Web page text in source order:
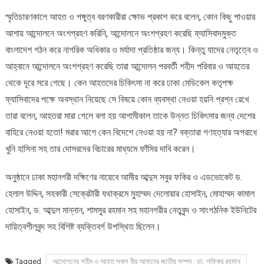
স্মৃতিচারণকালে আহত ও পঙ্গুত্ব বরণকারীরা ক্ষোভ প্রকাশ করে বলেন, কোন কিছু পাওয়ার
আশায় আন্দোলনে অংশগ্রহণ করিনি, আন্দোলনে অংশগ্রহণ করেছি ফ্যাসিবাদমুক্ত
বাংলাদেশ গঠন করে নাগরিক অধিকার ও মর্যাদা প্রতিষ্ঠার জন্য। কিন্তু যাদের নেতৃত্বে ও
আহ্বানে আন্দোলনে অংশগ্রহণ করেছি তারা আন্দোলন পরবর্তী শহীদ পরিবার ও আহতের
থেকে দূরে সরে গেছে। কেন আহতদের চিকিৎসা না করে ঢাকা মেডিকেল কতৃপক্ষ
ফ্যাসিবাদের পক্ষে অবস্থান নিয়েছে সে বিষয়ে কোন ব্যবস্থা নেওয়া হয়নি প্রশ্ন রেখে
তারা বলেন, আহতরা মারা গেলে বলা হয় আগামীকাল তাকে উন্নত চিকিৎসার জন্য দেশের
বাহিরে নেওয়া হতো! মরার আগে কেন বিদেশে নেওয়া হয় না? বক্তারা গণহত্যার অপরাধে
খুনি হাসিনা সহ তার দোসরদের বিচারের মাধ্যমে ফাঁসির দাবি করেন।
অনুষ্ঠানে ঢাকা মহানগরী দক্ষিণের নায়েবে আমীর আব্দুস সবুর ফকির ও এডভোকেট ড.
হেলাল উদ্দিন, সহকারী সেক্রেটারী যথাক্রমে মুহাম্মদ দেলোয়ার হোসাইন, মোহাম্মদ কামাল
হোসাইন, ড. আব্দুল মান্নান, শামসুর রহমান সহ মহানগরীর নেতৃবৃন্দ ও সাংগঠনিক ইউনিটের
দায়িত্বশীলবৃন্দ সহ বিশিষ্ট ব্যক্তিবর্গ উপস্থিত ছিলেন।
Tagged আন্দোলনের শহীদ ও আহত সকল বীর আমাদের জাতীয় সম্পদ : ডা. শফিকুর রহমান